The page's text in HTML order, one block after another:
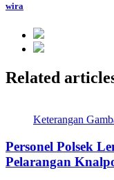
wira
Related
Keterangan
Personel Polsek
Pelarangan